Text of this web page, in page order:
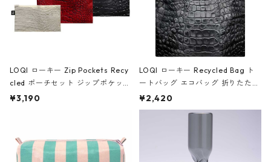
LOQI ローキー Zip Pockets Recy
cled ポーチセット ジップポケット
ファスナーポーチ 撥水加工 トラベ
ーガンディー、オフホワイト
¥3,190
LOQI ローキー Recycled Bag ト
ートバッグ エコバッグ 折りたたみ
大きめ 撥水加工 収納ポーチ CRO
CODILE/Black クロコダイル/ブラ
¥2,420